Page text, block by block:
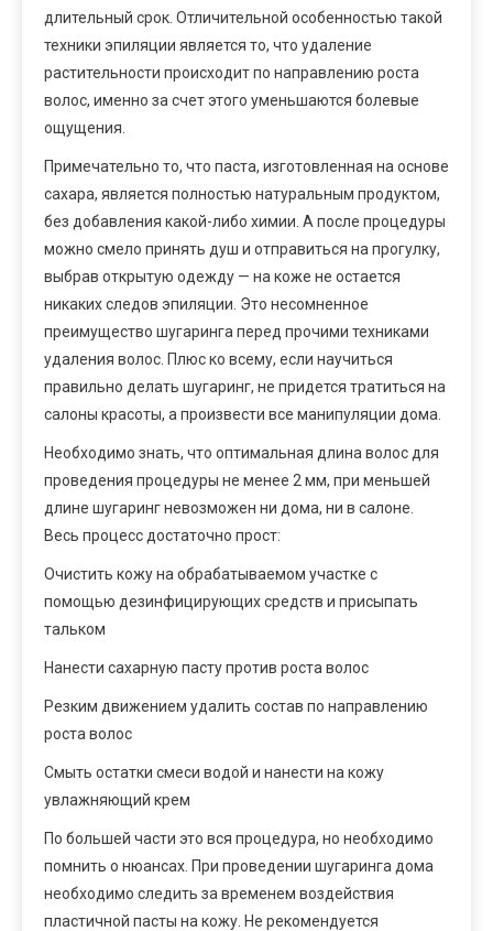
длительный срок. Отличительной особенностью такой
техники эпиляции является то, что удаление
растительности происходит по направлению роста
волос, именно за счет этого уменьшаются болевые
ощущения.
Примечательно то, что паста, изготовленная на основе
сахара, является полностью натуральным продуктом,
без добавления какой-либо химии. А после процедуры
можно смело принять душ и отправиться на прогулку,
выбрав открытую одежду — на коже не остается
никаких следов эпиляции. Это несомненное
преимущество шугаринга перед прочими техниками
удаления волос. Плюс ко всему, если научиться
правильно делать шугаринг, не придется тратиться на
салоны красоты, а произвести все манипуляции дома.
Необходимо знать, что оптимальная длина волос для
проведения процедуры не менее 2 мм, при меньшей
длине шугаринг невозможен ни дома, ни в салоне.
Весь процесс достаточно прост:
Очистить кожу на обрабатываемом участке с
помощью дезинфицирующих средств и присыпать
тальком
Нанести сахарную пасту против роста волос
Резким движением удалить состав по направлению
роста волос
Смыть остатки смеси водой и нанести на кожу
увлажняющий крем
По большей части это вся процедура, но необходимо
помнить о нюансах. При проведении шугаринга дома
необходимо следить за временем воздействия
пластичной пасты на кожу. Не рекомендуется